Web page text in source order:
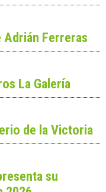
Adrián Ferreras
La Galería
de la Victoria
su